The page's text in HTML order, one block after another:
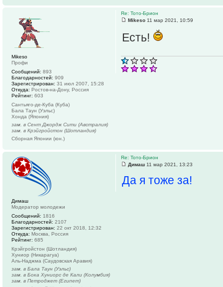
Re: Тото-Брион
Mikeso 11 мар 2021, 10:59
Есть!
Mikeso
Профи
Сообщений: 893
Благодарностей: 909
Зарегистрирован: 31 июл 2007, 15:28
Откуда: Ростов-на-Дону, Россия
Рейтинг: 603
Сантьяго-де-Куба (Куба)
Бала Таун (Уэльс)
Хонда (Япония)
зам. в Сент Джордж Сити (Австралия)
зам. в Крэйгройстон (Шотландия)
Сборная Японии (юн.)
Re: Тото-Брион
Димаш 11 мар 2021, 13:23
Да я тоже за!
Димаш
Модератор молодежи
Сообщений: 1816
Благодарностей: 2107
Зарегистрирован: 22 окт 2018, 12:32
Откуда: Москва, Россия
Рейтинг: 685
Крэйгройстон (Шотландия)
Хуниор (Никарагуа)
Аль-Наджма (Саудовская Аравия)
зам. в Бала Таун (Уэльс)
зам. в Бока Хуниорс де Кали (Колумбия)
зам. в Петроджет (Египет)